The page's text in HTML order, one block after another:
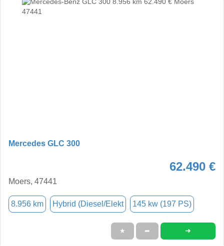
Mercedes GLC 300
62.490 €
Moers, 47441
8.956 km Hybrid (Diesel/Elekt 145 kw (197 PS)
★ ➦ ➜